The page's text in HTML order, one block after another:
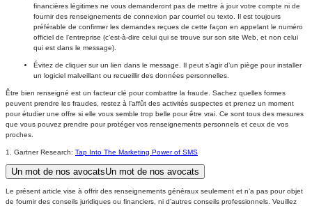
financières légitimes ne vous demanderont pas de mettre à jour votre compte ni de
fournir des renseignements de connexion par courriel ou texto. Il est toujours
préférable de confirmer les demandes reçues de cette façon en appelant le numéro
officiel de l’entreprise (c’est-à-dire celui qui se trouve sur son site Web, et non celui
qui est dans le message).
Évitez de cliquer sur un lien dans le message. Il peut s’agir d’un piège pour installer
un logiciel malveillant ou recueillir des données personnelles.
Être bien renseigné est un facteur clé pour combattre la fraude. Sachez quelles formes
peuvent prendre les fraudes, restez à l’affût des activités suspectes et prenez un moment
pour étudier une offre si elle vous semble trop belle pour être vrai. Ce sont tous des mesures
que vous pouvez prendre pour protéger vos renseignements personnels et ceux de vos
proches.
1. Gartner Research: Tap Into The Marketing Power of SMS
Un mot de nos avocatsUn mot de nos avocats
Le présent article vise à offrir des renseignements généraux seulement et n’a pas pour objet
de fournir des conseils juridiques ou financiers, ni d’autres conseils professionnels. Veuillez